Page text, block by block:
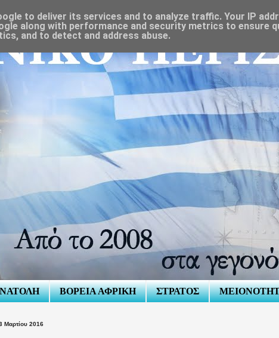
ΒΟΡΕΙΑ ΑΦΡΙΚΗ ΣΤΡΑΤΟΣ
Μαρτίου 2016
to deliver its services and to analyze traffic. Your IP
along with performance and security metrics to ensure
and to detect and address abuse.